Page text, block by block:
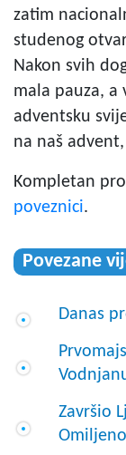
zatim
studenog
Nakon svih
mala pauza, a
adventsku
na naš
Kompletan
poveznici.
Povezane
Danas
Završio